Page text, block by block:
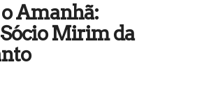
Amanhã:
Mirim da